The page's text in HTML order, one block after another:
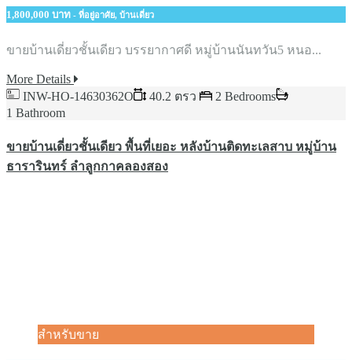
1,800,000 บาท - ที่อยู่อาศัย, บ้านเดี่ยว
ขายบ้านเดี่ยวชั้นเดียว บรรยากาศดี หมู่บ้านนันทวัน5​ หนอ...
More Details
INW-HO-14630362O
40.2 ตรว
2 Bedrooms
1 Bathroom
ขายบ้านเดี่ยวชั้นเดียว​ พื้นที่เยอะ​ หลังบ้านติดทะเลสาบ​ หมู่บ้าน
ธารารินทร์​ ลำลูกกาคลองสอง
สำหรับขาย